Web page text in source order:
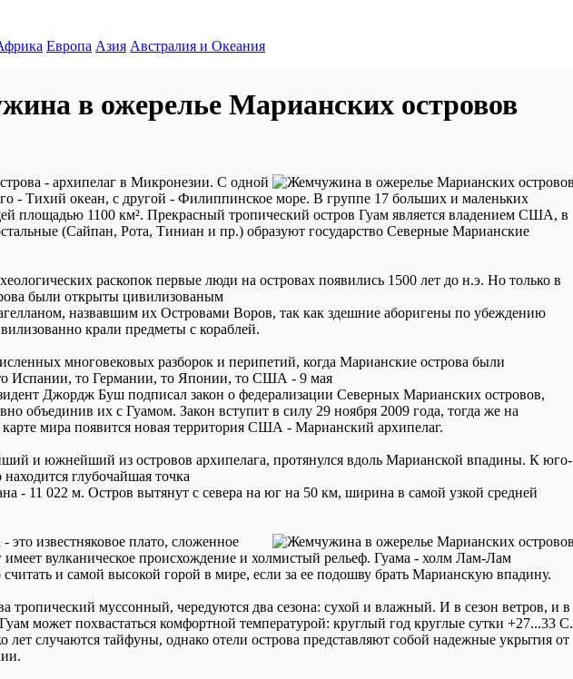
Европа Азия Австралия и Океания
в ожерелье Марианских островов
- архипелаг в Микронезии. С одной
- Тихий океан, с другой - Филиппинское море. В группе 17 больших и маленьких
площадью 1100 км². Прекрасный тропический остров Гуам является владением США, в
(Сайпан, Рота, Тиниан и пр.) образуют государство Северные Марианские
раскопок первые люди на островах появились 1500 лет до н.э. Но только в
были открыты цивилизованым
назвавшим их Островами Воров, так как здешние аборигены по убеждению
крали предметы с кораблей.
многовековых разборок и перипетий, когда Марианские острова были
Испании, то Германии, то Японии, то США - 9 мая
Джордж Буш подписал закон о федерализации Северных Марианских островов,
объединив их с Гуамом. Закон вступит в силу 29 ноября 2009 года, тогда же на
карте мира появится новая территория США - Марианский архипелаг.
и южнейший из островов архипелага, протянулся вдоль Марианской впадины. К юго-
находится глубочайшая точка
- 11 022 м. Остров вытянут с севера на юг на 50 км, ширина в самой узкой средней
это известняковое плато, сложенное
имеет вулканическое происхождение и холмистый рельеф. Гуама - холм Лам-Лам
и самой высокой горой в мире, если за ее подошву брать Марианскую впадину.
тропический муссонный, чередуются два сезона: сухой и влажный. И в сезон ветров, и в
может похвастаться комфортной температурой: круглый год круглые сутки +27...33 С.
лет случаются тайфуны, однако отели острова представляют собой надежные укрытия от